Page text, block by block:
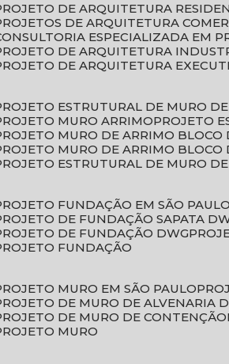
PROJETO DE ARQUITETURA
PROJETOS DE ARQUITETURA
CONSULTORIA ESPECIALIZADA EM
PROJETO DE ARQUITETURA
PROJETO DE ARQUITETURA
PROJETO ESTRUTURAL DE MURO
PROJETO MURO ARRIMO
PROJETO
PROJETO MURO DE ARRIMO BLOCO
PROJETO MURO DE ARRIMO
PROJETO ESTRUTURAL DE MURO
PROJETO FUNDAÇÃO EM SÃO PAULO
PROJETO DE FUNDAÇÃO SAPATA
PROJETO DE FUNDAÇÃO DWG
PROJETO FUNDAÇÃO
PROJETO MURO EM SÃO PAULO
PROJETO DE MURO DE ALVENARIA
PROJETO DE MURO DE CONTENÇÃO
PROJETO MURO